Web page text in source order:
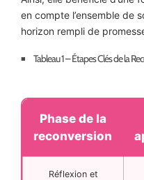
en compte l’ensemble de
horizon rempli de
Tableau 1 – Étapes Clés de la
Phase de la
reconversion
Réflexion et